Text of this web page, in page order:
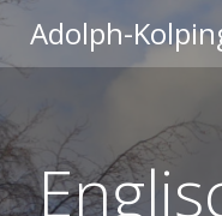
Adolph-